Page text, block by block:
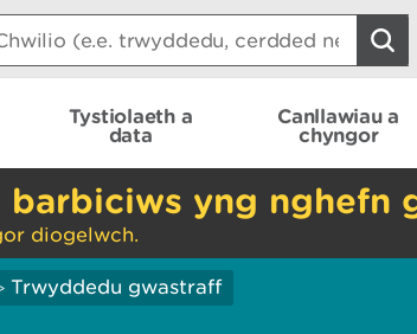
Tystiolaeth a
data
Canllawiau a
chyngor
barbiciws yng nghefn
diogelwch.
Trwyddedu gwastraff